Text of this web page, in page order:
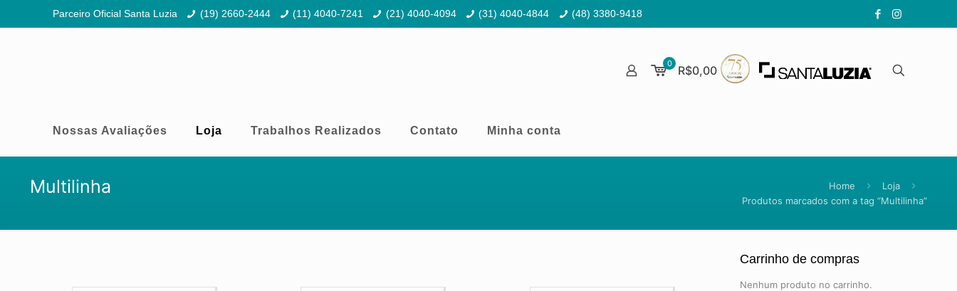
Parceiro Oficial Santa Luzia (19) 2660-2444 (11) 4040-7241 (21) 4040-4094 (31) 4040-4844 (48) 3380-9418
0 R$0,00
Nossas Avaliações Loja Trabalhos Realizados Contato Minha conta
Multilinha Home
Loja
Produtos marcados com a tag “Multilinha”
Carrinho de compras
Nenhum produto no carrinho.